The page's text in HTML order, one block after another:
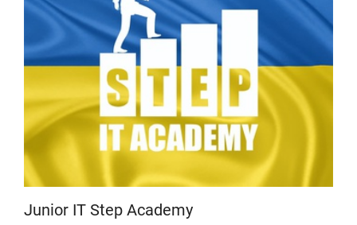
Junior ІТ Step Academy